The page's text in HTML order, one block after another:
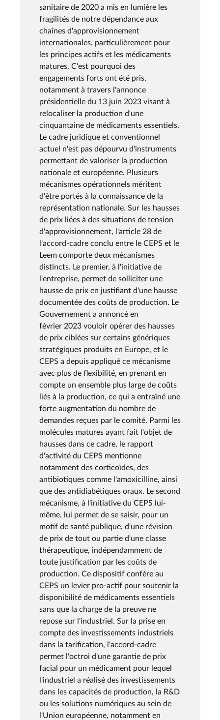
sanitaire de 2020 a mis en lumière les
fragilités de notre dépendance aux
chaînes d'approvisionnement
internationales, particulièrement pour
les principes actifs et les médicaments
matures. C'est pourquoi des
engagements forts ont été pris,
notamment à travers l'annonce
présidentielle du 13 juin 2023 visant à
relocaliser la production d'une
cinquantaine de médicaments essentiels.
Le cadre juridique et conventionnel
actuel n'est pas dépourvu d'instruments
permettant de valoriser la production
nationale et européenne. Plusieurs
mécanismes opérationnels méritent
d'être portés à la connaissance de la
représentation nationale. Sur les hausses
de prix liées à des situations de tension
d'approvisionnement, l'article 28 de
l'accord-cadre conclu entre le CEPS et le
Leem comporte deux mécanismes
distincts. Le premier, à l'initiative de
l'entreprise, permet de solliciter une
hausse de prix en justifiant d'une hausse
documentée des coûts de production. Le
Gouvernement a annoncé en
février 2023 vouloir opérer des hausses
de prix ciblées sur certains génériques
stratégiques produits en Europe, et le
CEPS a depuis appliqué ce mécanisme
avec plus de flexibilité, en prenant en
compte un ensemble plus large de coûts
liés à la production, ce qui a entraîné une
forte augmentation du nombre de
demandes reçues par le comité. Parmi les
molécules matures ayant fait l'objet de
hausses dans ce cadre, le rapport
d'activité du CEPS mentionne
notamment des corticoïdes, des
antibiotiques comme l'amoxicilline, ainsi
que des antidiabétiques oraux. Le second
mécanisme, à l'initiative du CEPS lui-
même, lui permet de se saisir, pour un
motif de santé publique, d'une révision
de prix de tout ou partie d'une classe
thérapeutique, indépendamment de
toute justification par les coûts de
production. Ce dispositif confère au
CEPS un levier pro-actif pour soutenir la
disponibilité de médicaments essentiels
sans que la charge de la preuve ne
repose sur l'industriel. Sur la prise en
compte des investissements industriels
dans la tarification, l'accord-cadre
permet l'octroi d'une garantie de prix
facial pour un médicament pour lequel
l'industriel a réalisé des investissements
dans les capacités de production, la R&D
ou les solutions numériques au sein de
l'Union européenne, notamment en